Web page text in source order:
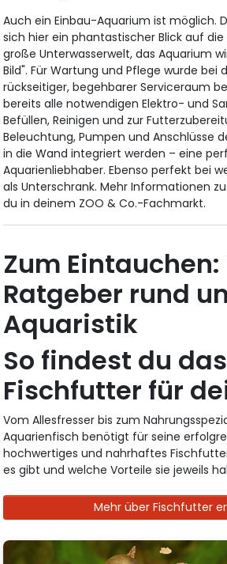
Auch ein Einbau-Aquarium ist möglich.
sich hier ein phantastischer Blick auf die
große Unterwasserwelt, das Aquarium
Bild". Für Wartung und Pflege wurde bei
rückseitiger, begehbarer Serviceraum
bereits alle notwendigen Elektro- und
Befüllen, Reinigen und zur
Beleuchtung, Pumpen und Anschlüsse
in die Wand integriert werden – eine
Aquarienliebhaber. Ebenso perfekt bei
als Unterschrank. Mehr Informationen
du in deinem ZOO & Co.-Fachmarkt.
Zum
Ratgeber rund
Aquaristik
So findest du
Fischfutter für
Vom Allesfresser bis zum
Aquarienfisch benötigt für seine
hochwertiges und nahrhaftes
es gibt und welche Vorteile sie jeweils
Mehr über Fischfutter